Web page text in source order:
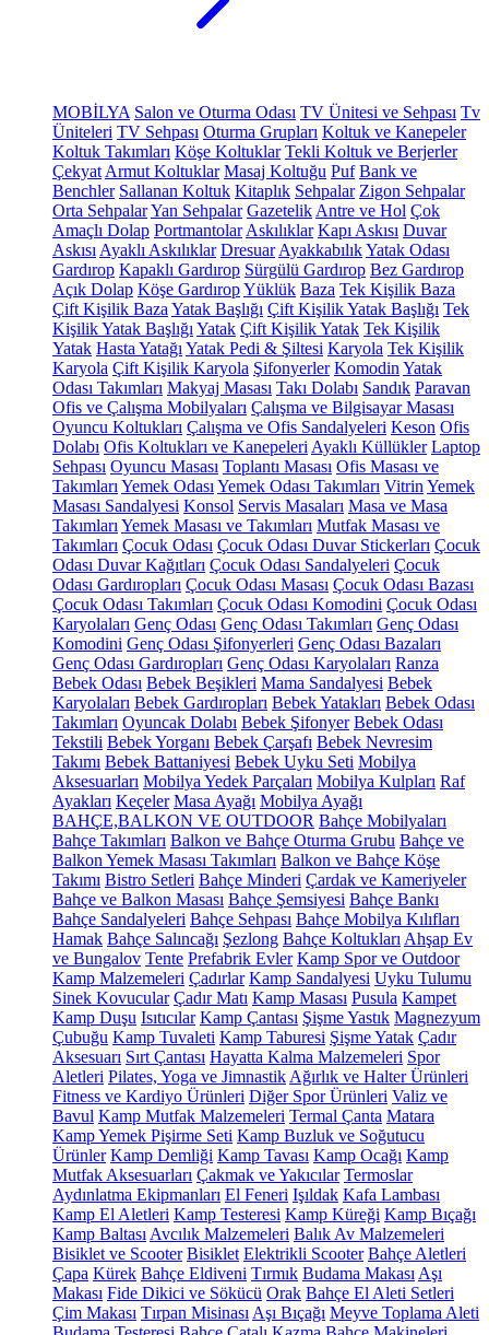
MOBİLYA Salon ve Oturma Odası TV Ünitesi ve Sehpası Tv
Üniteleri TV Sehpası Oturma Grupları Koltuk ve Kanepeler
Koltuk Takımları Köşe Koltuklar Tekli Koltuk ve Berjerler
Çekyat Armut Koltuklar Masaj Koltuğu Puf Bank ve
Benchler Sallanan Koltuk Kitaplık Sehpalar Zigon Sehpalar
Orta SehpalarYan Sehpalar Gazetelik Antre ve Hol Çok
Amaçlı Dolap Portmantolar Askılıklar Kapı Askısı Duvar
Askısı Ayaklı Askılıklar Dresuar AyakkabılıkYatak Odası
Gardırop Kapaklı Gardırop Sürgülü Gardırop Bez Gardırop
Açık Dolap Köşe GardıropYüklük Baza Tek Kişilik Baza
Çift Kişilik Baza Yatak Başlığı Çift Kişilik Yatak Başlığı Tek
Kişilik Yatak Başlığı Yatak Çift Kişilik Yatak Tek Kişilik
Yatak Hasta Yatağı Yatak Pedi & Şiltesi Karyola Tek Kişilik
Karyola Çift Kişilik Karyola Şifonyerler Komodin Yatak
Odası Takımları Makyaj Masası Takı Dolabı Sandık Paravan
Ofis ve Çalışma Mobilyaları Çalışma ve Bilgisayar Masası
Oyuncu Koltukları Çalışma ve Ofis Sandalyeleri Keson Ofis
Dolabı Ofis Koltukları ve Kanepeleri Ayaklı Küllükler Laptop
Sehpası Oyuncu Masası Toplantı Masası Ofis Masası ve
Takımları Yemek Odası Yemek Odası Takımları Vitrin Yemek
Masası Sandalyesi Konsol Servis Masaları Masa ve Masa
Takımları Yemek Masası ve Takımları Mutfak Masası ve
Takımları Çocuk Odası Çocuk Odası Duvar Stickerları Çocuk
Odası Duvar Kağıtları Çocuk Odası Sandalyeleri Çocuk
Odası Gardıropları Çocuk Odası Masası Çocuk Odası Bazası
Çocuk Odası Takımları Çocuk Odası Komodini Çocuk Odası
Karyolaları Genç Odası Genç Odası Takımları Genç Odası
Komodini Genç Odası Şifonyerleri Genç Odası Bazaları
Genç Odası Gardıropları Genç Odası Karyolaları Ranza
Bebek Odası Bebek Beşikleri Mama Sandalyesi Bebek
Karyolaları Bebek Gardıropları Bebek Yatakları Bebek Odası
Takımları Oyuncak Dolabı Bebek Şifonyer Bebek Odası
Tekstili Bebek Yorganı Bebek Çarşafı Bebek Nevresim
Takımı Bebek Battaniyesi Bebek Uyku Seti Mobilya
Aksesuarları Mobilya Yedek Parçaları Mobilya Kulpları Raf
Ayakları Keçeler Masa Ayağı Mobilya Ayağı
BAHÇE,BALKON VE OUTDOOR Bahçe Mobilyaları
Bahçe Takımları Balkon ve Bahçe Oturma Grubu Bahçe ve
Balkon Yemek Masası Takımları Balkon ve Bahçe Köşe
Takımı Bistro Setleri Bahçe Minderi Çardak ve Kameriyeler
Bahçe ve Balkon Masası Bahçe Şemsiyesi Bahçe Bankı
Bahçe Sandalyeleri Bahçe Sehpası Bahçe Mobilya Kılıfları
Hamak Bahçe Salıncağı Şezlong Bahçe Koltukları Ahşap Ev
ve Bungalov Tente Prefabrik Evler Kamp Spor ve Outdoor
Kamp Malzemeleri Çadırlar Kamp Sandalyesi Uyku Tulumu
Sinek Kovucular Çadır Matı Kamp Masası Pusula Kampet
Kamp Duşu Isıtıcılar Kamp Çantası Şişme Yastık Magnezyum
Çubuğu Kamp Tuvaleti Kamp Taburesi Şişme Yatak Çadır
Aksesuarı Sırt Çantası Hayatta Kalma Malzemeleri Spor
Aletleri Pilates, Yoga ve Jimnastik Ağırlık ve Halter Ürünleri
Fitness ve Kardiyo Ürünleri Diğer Spor Ürünleri Valiz ve
Bavul Kamp Mutfak Malzemeleri Termal Çanta Matara
Kamp Yemek Pişirme Seti Kamp Buzluk ve Soğutucu
Ürünler Kamp Demliği Kamp Tavası Kamp Ocağı Kamp
Mutfak Aksesuarları Çakmak ve Yakıcılar Termoslar
Aydınlatma Ekipmanları El Feneri Işıldak Kafa Lambası
Kamp El Aletleri Kamp Testeresi Kamp Küreği Kamp Bıçağı
Kamp Baltası Avcılık Malzemeleri Balık Av Malzemeleri
Bisiklet ve Scooter Bisiklet Elektrikli Scooter Bahçe Aletleri
Çapa Kürek Bahçe Eldiveni Tırmık Budama Makası Aşı
Makası Fide Dikici ve Sökücü Orak Bahçe El Aleti Setleri
Çim Makası Tırpan Misinası Aşı Bıçağı Meyve Toplama Aleti